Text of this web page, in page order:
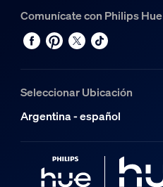
Comunícate con Philips Hue
Seleccionar Ubicación
Argentina - español